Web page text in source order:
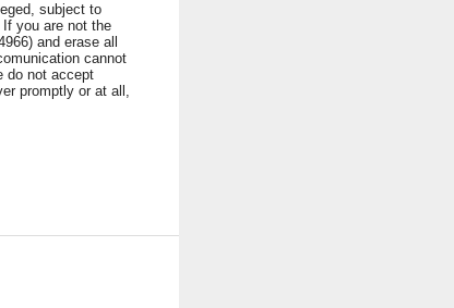
subject to
you are not the
and erase all
cannot
do not accept
promptly or at all,